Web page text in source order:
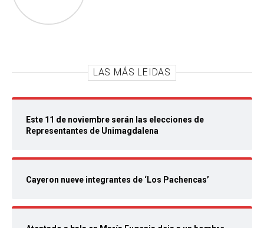
LAS MÁS LEIDAS
Este 11 de noviembre serán las elecciones de
Representantes de Unimagdalena
Cayeron nueve integrantes de ‘Los Pachencas’